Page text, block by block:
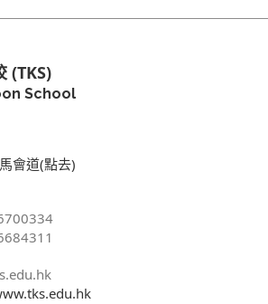
(TKS)
School
會道(點去)